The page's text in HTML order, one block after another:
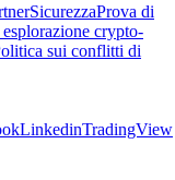
SicurezzaProva di
crypto-
sui conflitti di
LinkedinTradingView